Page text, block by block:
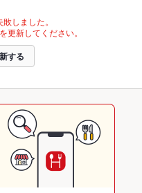
しました。
更新してください。
する